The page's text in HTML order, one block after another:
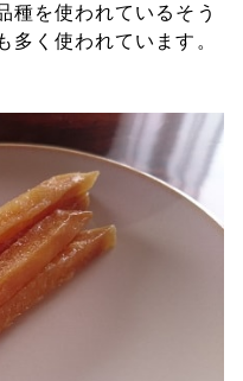
種を使われているそう
多く使われています。